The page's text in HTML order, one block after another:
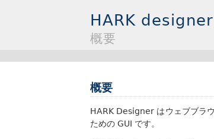
HARK
概要
概要
HARK Designer はウェブブラ
ための GUI です。